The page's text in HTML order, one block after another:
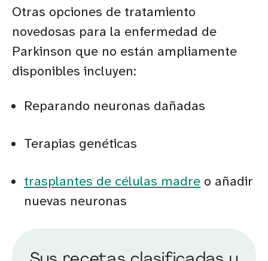
Otras opciones de tratamiento
novedosas para la enfermedad de
Parkinson que no están ampliamente
disponibles incluyen:
Reparando neuronas dañadas
Terapias genéticas
trasplantes de células madre o añadir
nuevas neuronas